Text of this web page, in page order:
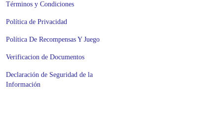
Términos y Condiciones
Política de Privacidad
Política De Recompensas Y Juego
Verificacion de Documentos
Declaración de Seguridad de la
Información